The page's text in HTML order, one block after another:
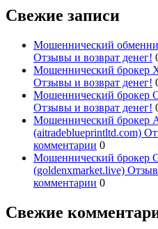
Свежие записи
Мошеннический
Отзывы и возврат денег!
Мошеннический брокер
Отзывы и возврат денег!
Мошеннический брокер
Отзывы и возврат денег!
Мошеннический брокер
(aitradeblueprintltd.com)
комментарии 0
Мошеннический брокер
(goldenxmarket.live)
комментарии 0
Свежие